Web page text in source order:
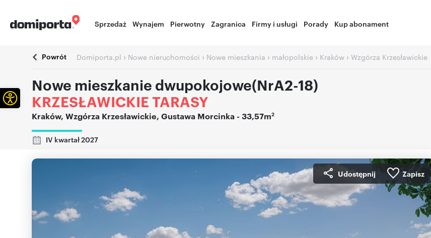
Sprzedaż Wynajem Pierwotny Zagranica Firmy i usługi Porady Kup abonament
Powrót Domiporta.pl › Nowe nieruchomości › Nowe mieszkania › małopolskie › Kraków › Wzgórza Krzesławickie
Nowe mieszkanie dwupokojowe(NrA2-18)
KRZESŁAWICKIE TARASY
Kraków, Wzgórza Krzesławickie, Gustawa Morcinka - 33,57m2
IV kwartał 2027
Udostępnij Zapisz
Otwórz pasek narzędzi